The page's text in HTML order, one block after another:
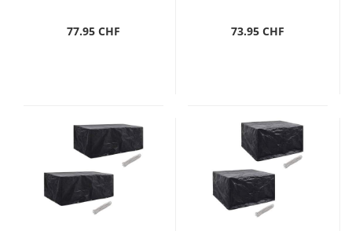
77.95 CHF 73.95 CHF